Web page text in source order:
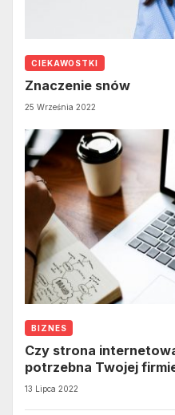
CIEKAWOSTKI
Znaczenie snów
25 Września 2022
BIZNES
Czy strona
potrzebna Twojej
13 Lipca 2022